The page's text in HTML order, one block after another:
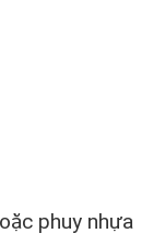
phuy nhựa